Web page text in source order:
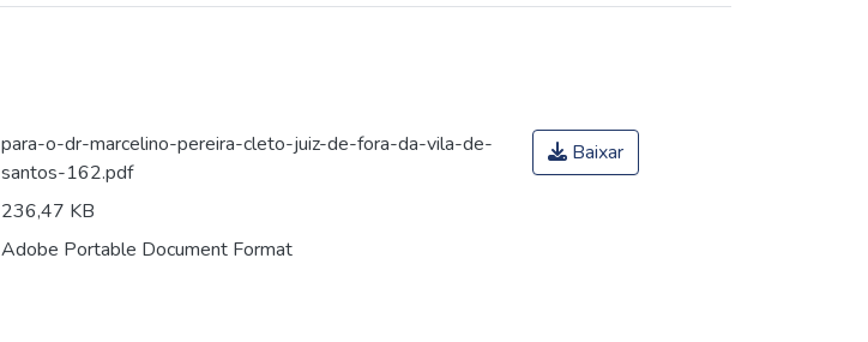
para-o-dr-marcelino-pereira-cleto-juiz-de-fora-da-vila-de-
santos-162.pdf
236,47 KB
Adobe Portable Document Format
Baixar